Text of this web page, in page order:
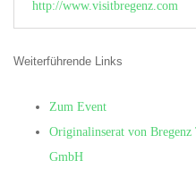
http://www.visitbregenz.com
Weiterführende Links
Zum Event
Originalinserat von
GmbH